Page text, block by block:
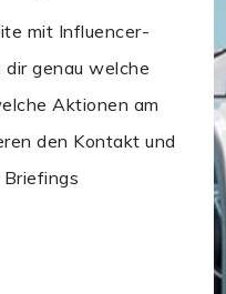
mit Influencer-
dir genau welche
Aktionen am
den Kontakt und